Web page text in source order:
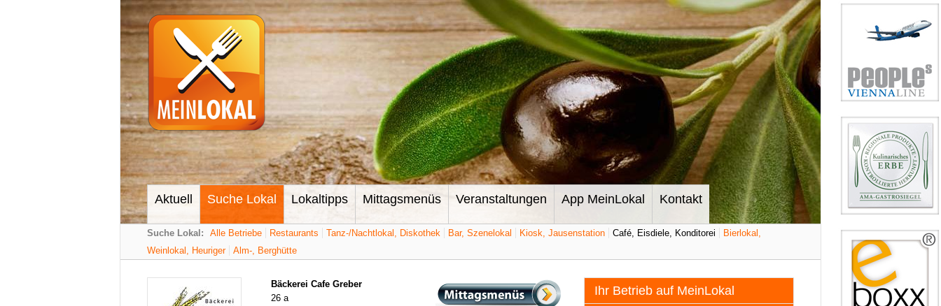
Aktuell Suche Lokal Lokaltipps Mittagsmenüs Veranstaltungen App MeinLokal Kontakt
Suche Lokal: Alle Betriebe Restaurants Tanz-/Nachtlokal, Diskothek Bar, Szenelokal Kiosk, Jausenstation Café, Eisdiele, Konditorei
Bierlokal,
Weinlokal, Heuriger
Alm-, Berghütte
Bäckerei Cafe Greber
26 a
Ihr Betrieb auf MeinLokal